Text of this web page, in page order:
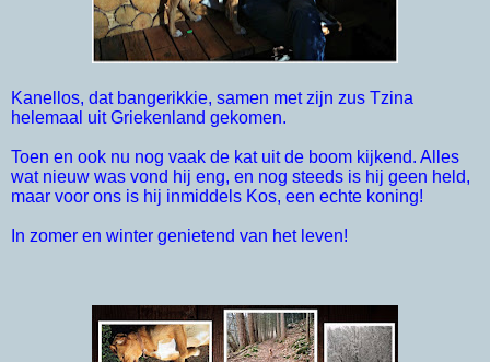
Kanellos, dat bangerikkie, samen met zijn zus Tzina
helemaal uit Griekenland gekomen.
Toen en ook nu nog vaak de kat uit de boom kijkend. Alles
wat nieuw was vond hij eng, en nog steeds is hij geen held,
maar voor ons is hij inmiddels Kos, een echte koning!
In zomer en winter genietend van het leven!